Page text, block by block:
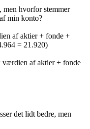
men hvorfor stemmer
min konto?
af aktier + fonde +
= 21.920)
af aktier + fonde
det lidt bedre, men